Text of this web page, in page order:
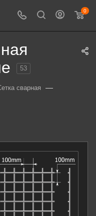
0
53
сварная —